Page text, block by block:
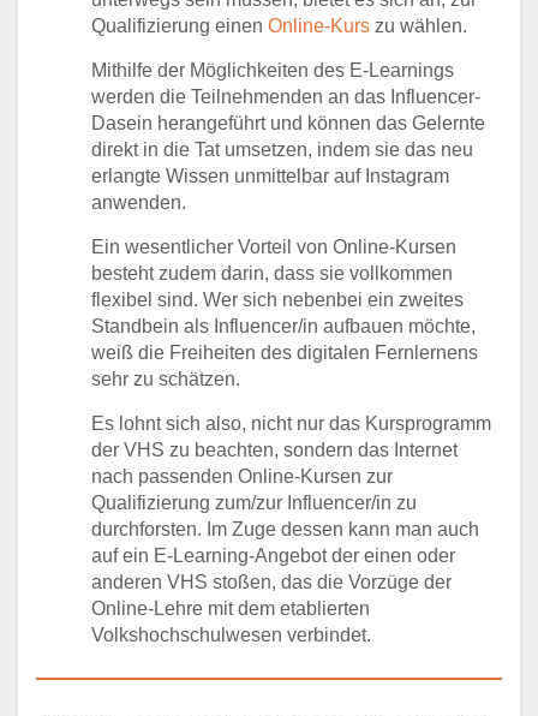
Qualifizierung einen Online-Kurs zu wählen.
Mithilfe der Möglichkeiten des E-Learnings
werden die Teilnehmenden an das Influencer-
Dasein herangeführt und können das Gelernte
direkt in die Tat umsetzen, indem sie das neu
erlangte Wissen unmittelbar auf Instagram
anwenden.
Ein wesentlicher Vorteil von Online-Kursen
besteht zudem darin, dass sie vollkommen
flexibel sind. Wer sich nebenbei ein zweites
Standbein als Influencer/in aufbauen möchte,
weiß die Freiheiten des digitalen Fernlernens
sehr zu schätzen.
Es lohnt sich also, nicht nur das Kursprogramm
der VHS zu beachten, sondern das Internet
nach passenden Online-Kursen zur
Qualifizierung zum/zur Influencer/in zu
durchforsten. Im Zuge dessen kann man auch
auf ein E-Learning-Angebot der einen oder
anderen VHS stoßen, das die Vorzüge der
Online-Lehre mit dem etablierten
Volkshochschulwesen verbindet.